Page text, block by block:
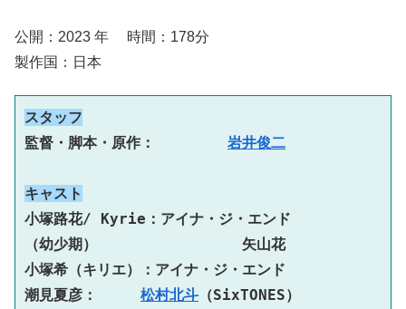
公開：2023 年 時間：178分
製作国：日本
スタッフ
監督・脚本・原作： 岩井俊二
キャスト
小塚路花/ Kyrie：アイナ・ジ・エンド
（幼少期）　　　　　　　　　　矢山花
小塚希（キリエ）：アイナ・ジ・エンド
潮見夏彦： 松村北斗 （SixTONES）